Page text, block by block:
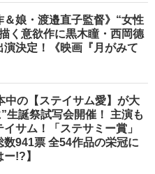
＆娘・渡邉直子監督》“女性
く意欲作に黒木瞳・西岡德
演決定！《映画『月がみて
中の【ステイサム愛】が大
生誕祭試写会開催！ 主演も
サム！「ステサミー賞」
数941票 全54作品の栄冠に
!?】